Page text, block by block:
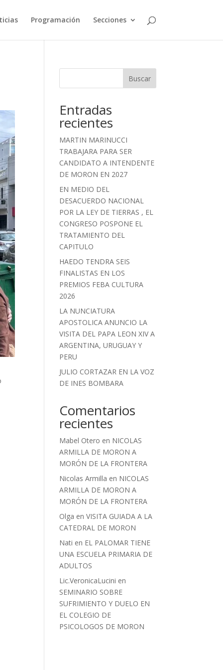
Programación Secciones
Buscar
Entradas
recientes
MARTIN MARINUCCI
TRABAJARA PARA SER
CANDIDATO A INTENDENTE
DE MORON EN 2027
EN MEDIO DEL
DESACUERDO NACIONAL
POR LA LEY DE TIERRAS , EL
CONGRESO POSPONE EL
TRATAMIENTO DEL
CAPITULO
HAEDO TENDRA SEIS
FINALISTAS EN LOS
PREMIOS FEBA CULTURA
2026
LA NUNCIATURA
APOSTOLICA ANUNCIO LA
VISITA DEL PAPA LEON XIV A
ARGENTINA, URUGUAY Y
PERU
JULIO CORTAZAR EN LA VOZ
DE INES BOMBARA
Comentarios
recientes
Mabel Otero en NICOLAS
ARMILLA DE MORON A
MORÓN DE LA FRONTERA
Nicolas Armilla en NICOLAS
ARMILLA DE MORON A
MORÓN DE LA FRONTERA
Olga enVISITA GUIADA A LA
CATEDRAL DE MORON
Nati en EL PALOMAR TIENE
UNA ESCUELA PRIMARIA DE
ADULTOS
Lic.VeronicaLucini en
SEMINARIO SOBRE
SUFRIMIENTO Y DUELO EN
EL COLEGIO DE
PSICOLOGOS DE MORON